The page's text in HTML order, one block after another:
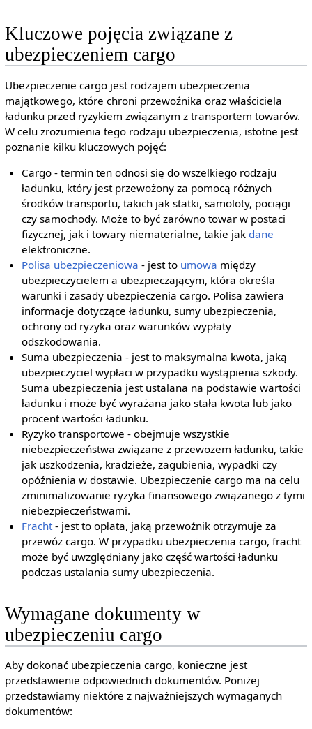
Kluczowe pojęcia związane z
ubezpieczeniem cargo
Ubezpieczenie cargo jest rodzajem ubezpieczenia
majątkowego, które chroni przewoźnika oraz właściciela
ładunku przed ryzykiem związanym z transportem towarów.
W celu zrozumienia tego rodzaju ubezpieczenia, istotne jest
poznanie kilku kluczowych pojęć:
Cargo - termin ten odnosi się do wszelkiego rodzaju
ładunku, który jest przewożony za pomocą różnych
środków transportu, takich jak statki, samoloty, pociągi
czy samochody. Może to być zarówno towar w postaci
fizycznej, jak i towary niematerialne, takie jak dane
elektroniczne.
Polisa ubezpieczeniowa - jest to umowa między
ubezpieczycielem a ubezpieczającym, która określa
warunki i zasady ubezpieczenia cargo. Polisa zawiera
informacje dotyczące ładunku, sumy ubezpieczenia,
ochrony od ryzyka oraz warunków wypłaty
odszkodowania.
Suma ubezpieczenia - jest to maksymalna kwota, jaką
ubezpieczyciel wypłaci w przypadku wystąpienia szkody.
Suma ubezpieczenia jest ustalana na podstawie wartości
ładunku i może być wyrażana jako stała kwota lub jako
procent wartości ładunku.
Ryzyko transportowe - obejmuje wszystkie
niebezpieczeństwa związane z przewozem ładunku, takie
jak uszkodzenia, kradzieże, zagubienia, wypadki czy
opóźnienia w dostawie. Ubezpieczenie cargo ma na celu
zminimalizowanie ryzyka finansowego związanego z tymi
niebezpieczeństwami.
Fracht - jest to opłata, jaką przewoźnik otrzymuje za
przewóz cargo. W przypadku ubezpieczenia cargo, fracht
może być uwzględniany jako część wartości ładunku
podczas ustalania sumy ubezpieczenia.
Wymagane dokumenty w
ubezpieczeniu cargo
Aby dokonać ubezpieczenia cargo, konieczne jest
przedstawienie odpowiednich dokumentów. Poniżej
przedstawiamy niektóre z najważniejszych wymaganych
dokumentów: